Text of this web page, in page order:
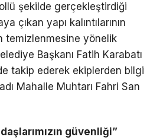
şekilde gerçekleştirdiği
çıkan yapı kalıntılarının
temizlenmesine yönelik
Başkanı Fatih Karabatı
takip ederek ekiplerden bilgi
Mahalle Muhtarı Fahri San
güvenliği”